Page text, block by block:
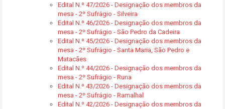
Edital N.º 47/2026 - Designação dos membros da
mesa - 2º Sufrágio - Silveira
Edital N.º 46/2026 - Designação dos membros da
mesa - 2º Sufrágio - São Pedro da Cadeira
Edital N.º 45/2026 - Designação dos membros da
mesa - 2º Sufrágio - Santa Maria, São Pedro e
Matacães
Edital N.º 44/2026 - Designação dos membros da
mesa - 2º Sufrágio - Runa
Edital N.º 43/2026 - Designação dos membros da
mesa - 2º Sufrágio - Ramalhal
Edital N.º 42/2026 - Designação dos membros da